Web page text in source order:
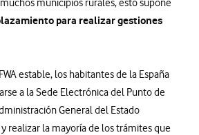
municipios rurales, esto supone
para realizar gestiones
estable, los habitantes de la España
a la Sede Electrónica del Punto de
General del Estado
realizar la mayoría de los trámites que